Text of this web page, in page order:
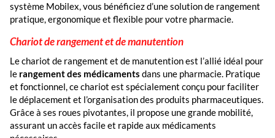
système Mobilex, vous bénéficiez d’une solution de rangement
pratique, ergonomique et flexible pour votre pharmacie.
Chariot de rangement et de manutention
Le chariot de rangement et de manutention est l’allié idéal pour
le rangement des médicaments dans une pharmacie. Pratique
et fonctionnel, ce chariot est spécialement conçu pour faciliter
le déplacement et l’organisation des produits pharmaceutiques.
Grâce à ses roues pivotantes, il propose une grande mobilité,
assurant un accès facile et rapide aux médicaments